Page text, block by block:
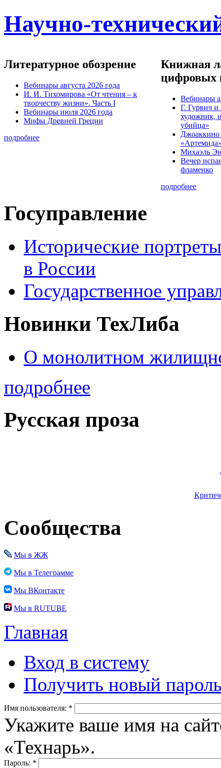
Научно-
Литературное обозрение
Вебинары августа 2026 года
И. И. Тихомирова «От чтения – к
творчеству жизни». Часть I
Вебинары июля 2026 года
Мифы Древней Греции
подробнее
Книжная
цифровых
Вебинары
Г. Гурвич
художник,
убийца»
Михаэль
Вечер
фламенко
подробнее
Госуправление
Исторические
в России
Государственное
Новинки ТехЛиба
О монолитном
подробнее
Русская проза
Сообщества
Мы в ЖЖ
Мы в Телеграмме
Мы ВКонтакте
Мы в RUTUBE
Главная
Вход в систему
Получить новый
Имя пользователя: *
Укажите ваше имя на
«Технарь».
Пароль: *